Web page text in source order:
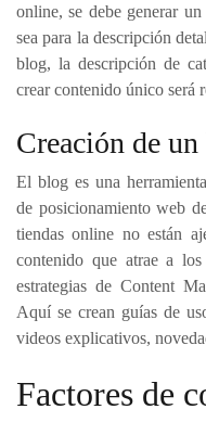
online, se debe generar
sea para la descripción
blog, la descripción de
crear contenido único será
Creación de
El blog es una
de posicionamiento web
tiendas online no están
contenido que atrae a
estrategias de Content
Aquí se crean guías de
videos explicativos,
Factores de